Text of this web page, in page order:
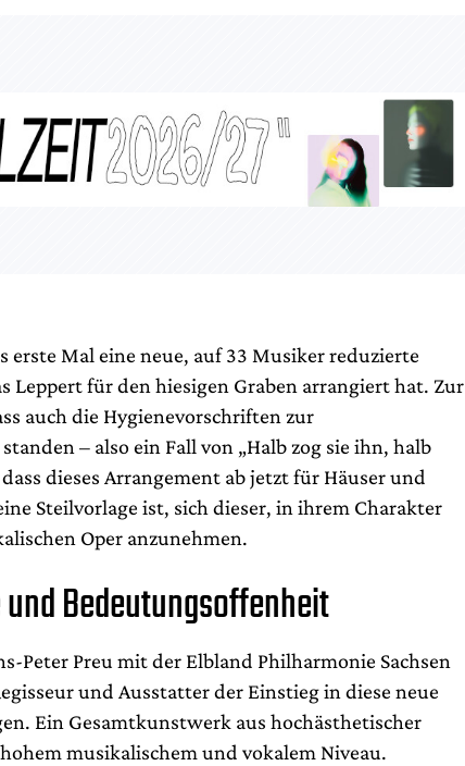
erste Mal eine neue, auf 33 Musiker reduzierte
Leppert für den hiesigen Graben arrangiert hat. Zur
auch die Hygienevorschriften zur
– also ein Fall von „Halb zog sie ihn, halb
dieses Arrangement ab jetzt für Häuser und
Steilvorlage ist, sich dieser, in ihrem Charakter
Oper anzunehmen.
Bedeutungsoffenheit
Peter Preu mit der Elbland Philharmonie Sachsen
und Ausstatter der Einstieg in diese neue
Ein Gesamtkunstwerk aus hochästhetischer
musikalischem und vokalem Niveau.